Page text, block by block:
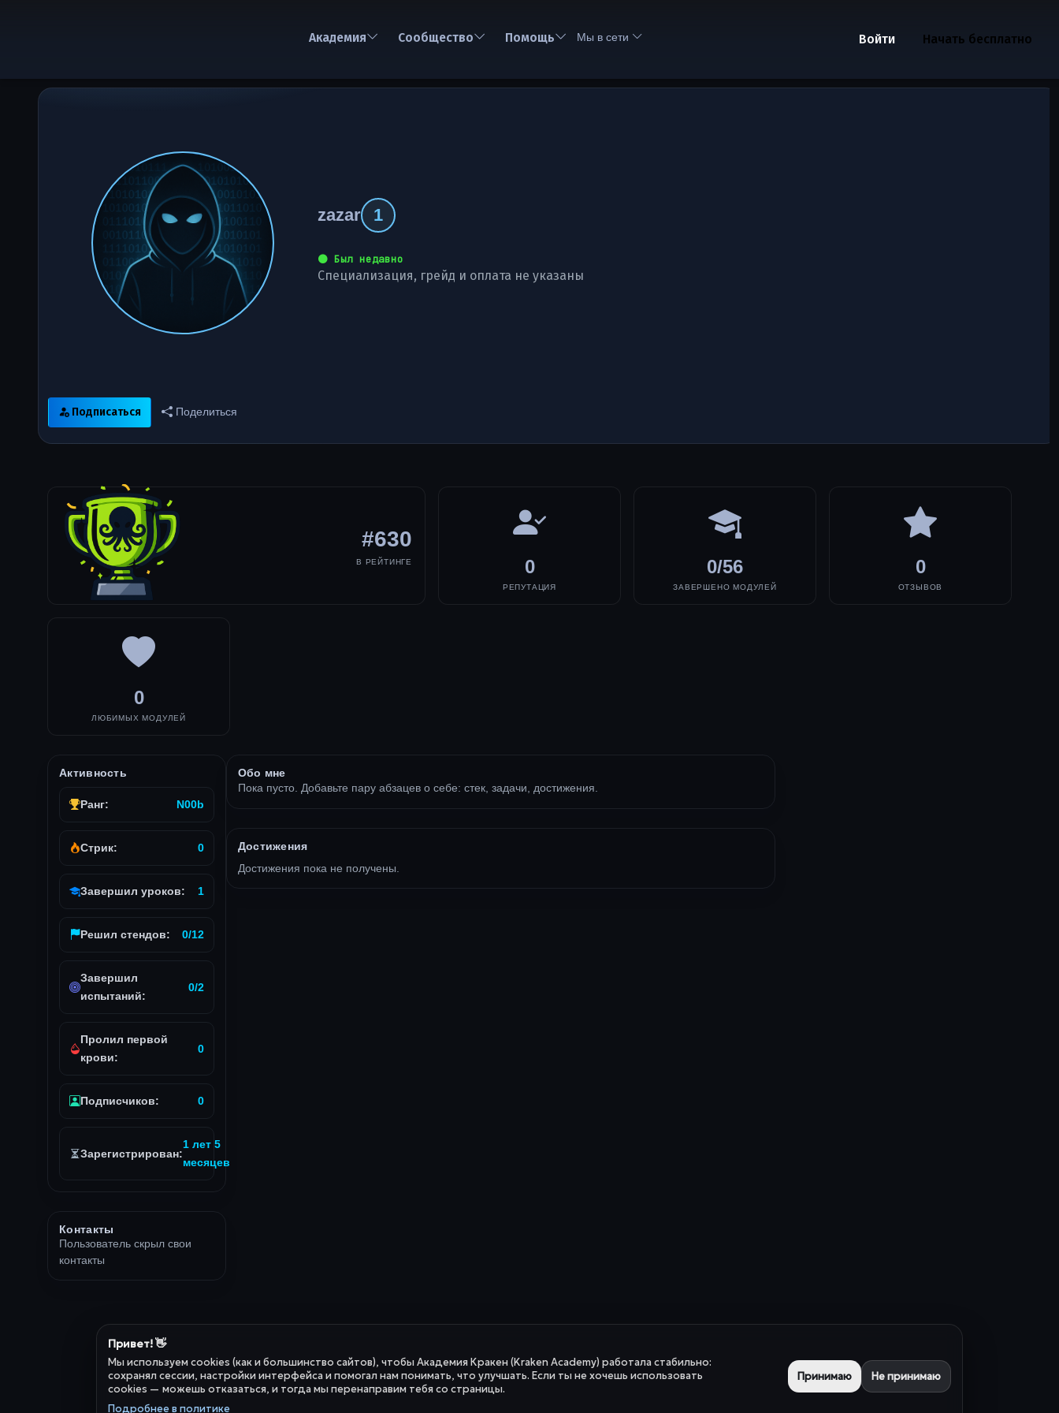
Академия Сообщество Помощь Мы в сети Войти Начать бесплатно
Привет! 👋
Мы используем cookies (как и большинство сайтов), чтобы Академия Кракен (Kraken Academy) работала стабильно:
сохранял сессии, настройки интерфейса и помогал нам понимать, что улучшать. Если ты не хочешь использовать
cookies — можешь отказаться, и тогда мы перенаправим тебя со страницы.
Подробнее в политике
Принимаю Не принимаю
zazar 1
⚫ Был недавно
Специализация, грейд и оплата не указаны
Подписаться Поделиться
#630
В РЕЙТИНГЕ 0
РЕПУТАЦИЯ
0/56
ЗАВЕРШЕНО МОДУЛЕЙ
0
ОТЗЫВОВ
0
ЛЮБИМЫХ МОДУЛЕЙ
Активность
Ранг: N00b
Стрик: 0
Завершил уроков: 1
Решил стендов: 0/12
Завершил
испытаний:
0/2
Пролил первой
крови:
0
Подписчиков: 0
Зарегистрирован:
1 лет 5
месяцев
Контакты
Пользователь скрыл свои
контакты
Обо мне
Пока пусто. Добавьте пару абзацев о себе: стек, задачи, достижения.
Достижения
Достижения пока не получены.